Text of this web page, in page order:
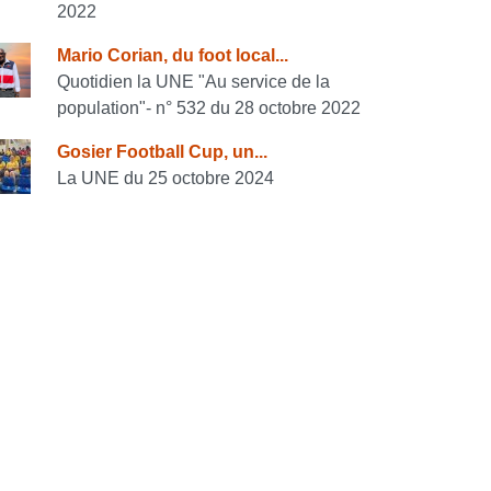
2022
Mario Corian, du foot local...
Quotidien la UNE "Au service de la
population"- n° 532 du 28 octobre 2022
Gosier Football Cup, un...
La UNE du 25 octobre 2024